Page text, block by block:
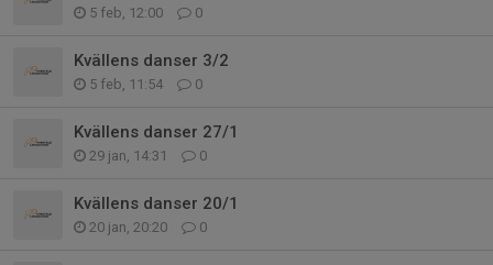
5 feb, 12:00 0
Kvällens danser 3/2
5 feb, 11:54 0
Kvällens danser 27/1
29 jan, 14:31 0
Kvällens danser 20/1
20 jan, 20:20 0